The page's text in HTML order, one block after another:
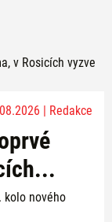
| Redakce
kolo nového